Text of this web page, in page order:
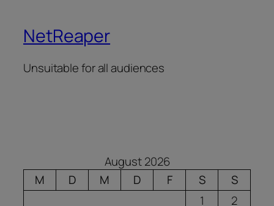
NetReaper
Unsuitable for all audiences
August 2026
M
D M D F S
S
1
2